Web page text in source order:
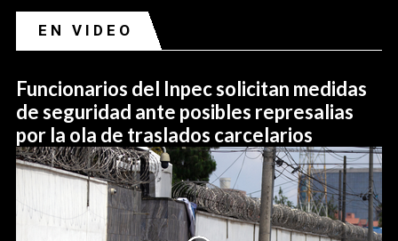
EN VIDEO
Funcionarios del Inpec solicitan medidas
de seguridad ante posibles represalias
por la ola de traslados carcelarios